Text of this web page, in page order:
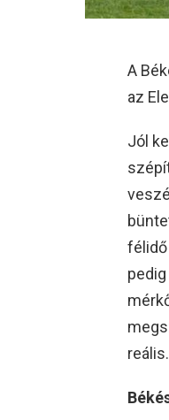
A
az
Jól
félidő
reális.